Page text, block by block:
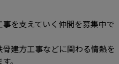
を支えていく仲間を募集中で
建方工事などに関わる情熱を
。